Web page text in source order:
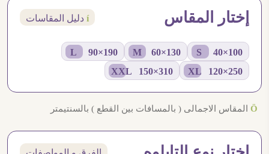
إختار المقاس í دليل المقاسات
100×40 S
130×60 M
190×90 L
250×120 XL
310×150 XXL
Ö المقاس الاجمالى ( بالمسافات بين القطع ) بالسنتيمتر